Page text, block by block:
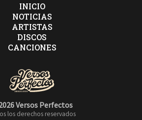
INICIO
NOTICIAS
ARTISTAS
DISCOS
CANCIONES
Versos Perfectos
los derechos reservados